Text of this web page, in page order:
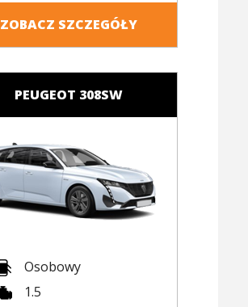
ZOBACZ SZCZEGÓŁY
PEUGEOT 308SW
Osobowy
1.5